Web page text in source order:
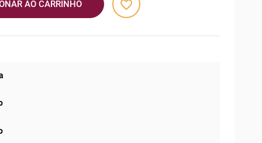
AO CARRINHO favorite_border